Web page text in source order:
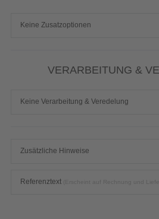
Keine Zusatzoptionen
VERARBEITUNG &
Keine Verarbeitung & Veredelung
Zusätzliche Hinweise
Referenztext